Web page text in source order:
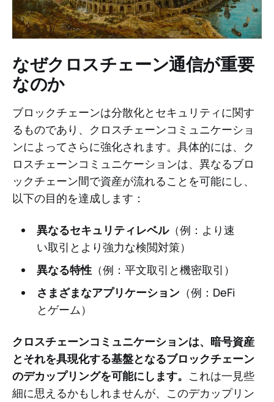
なぜクロスチェーン通信が重要
なのか
ブロックチェーンは分散化とセキュリティに関す
るものであり、クロスチェーンコミュニケーショ
ンによってさらに強化されます。具体的には、ク
ロスチェーンコミュニケーションは、異なるブロ
ックチェーン間で資産が流れることを可能にし、
以下の目的を達成します：
異なるセキュリティレベル（例：より速
い取引とより強力な検閲対策）
異なる特性（例：平文取引と機密取引）
さまざまなアプリケーション（例：DeFi
とゲーム）
クロスチェーンコミュニケーションは、暗号資産
とそれを具現化する基盤となるブロックチェーン
のデカップリングを可能にします。 これは一見些
細に思えるかもしれませんが、このデカップリン